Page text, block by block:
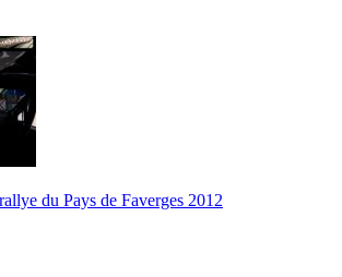
du Pays de Faverges 2012